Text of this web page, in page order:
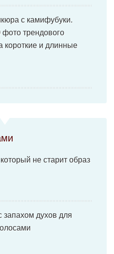
с камифубуки.
трендового
короткие и длинные
не старит образ
запахом духов для